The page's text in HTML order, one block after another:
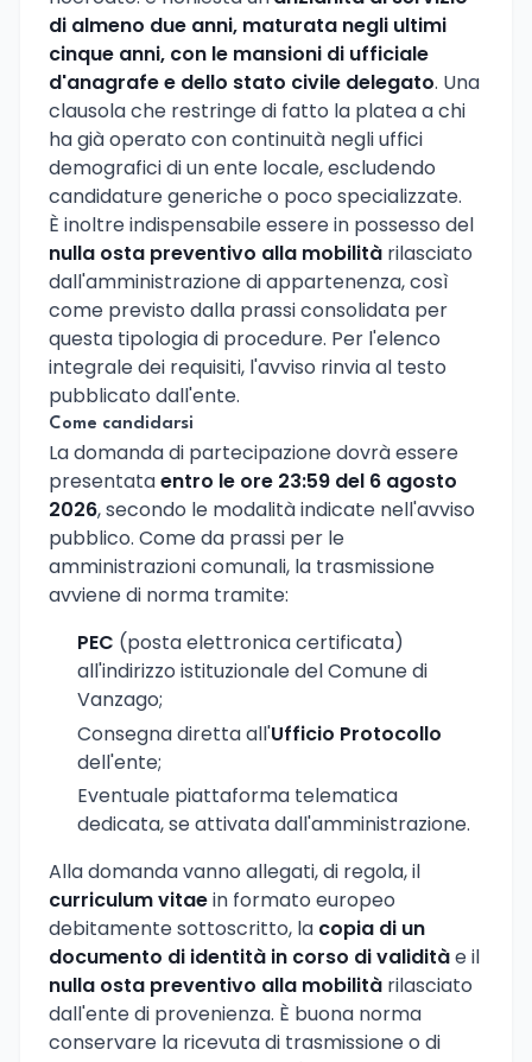
di almeno due anni, maturata negli ultimi
cinque anni, con le mansioni di ufficiale
d'anagrafe e dello stato civile delegato. Una
clausola che restringe di fatto la platea a chi
ha già operato con continuità negli uffici
demografici di un ente locale, escludendo
candidature generiche o poco specializzate.
È inoltre indispensabile essere in possesso del
nulla osta preventivo alla mobilità rilasciato
dall'amministrazione di appartenenza, così
come previsto dalla prassi consolidata per
questa tipologia di procedure. Per l'elenco
integrale dei requisiti, l'avviso rinvia al testo
pubblicato dall'ente.
Come candidarsi
La domanda di partecipazione dovrà essere
presentataentro le ore 23:59 del 6 agosto
2026, secondo le modalità indicate nell'avviso
pubblico. Come da prassi per le
amministrazioni comunali, la trasmissione
avviene di norma tramite:
PEC (posta elettronica certificata)
all'indirizzo istituzionale del Comune di
Vanzago;
Consegna diretta all'Ufficio Protocollo
dell'ente;
Eventuale piattaforma telematica
dedicata, se attivata dall'amministrazione.
Alla domanda vanno allegati, di regola, il
curriculum vitaein formato europeo
debitamente sottoscritto, la copia di un
documento di identità in corso di validitàe il
nulla osta preventivo alla mobilità rilasciato
dall'ente di provenienza. È buona norma
conservare la ricevuta di trasmissione o di